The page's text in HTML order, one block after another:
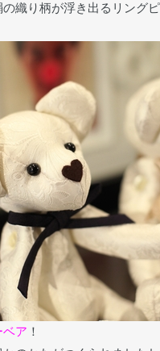
織り柄が浮き出るリング
ベア ！